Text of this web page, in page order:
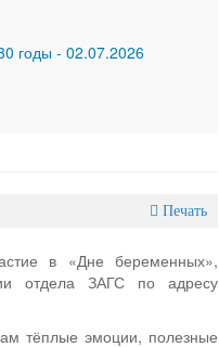
годы - 02.07.2026
Печать
в «Дне беременных»,
отдела ЗАГС по адресу
тёплые эмоции, полезные